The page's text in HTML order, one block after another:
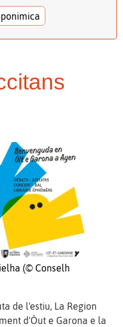
(© Conselh
de l'estiu, La Region
d'Òut e Garona e la